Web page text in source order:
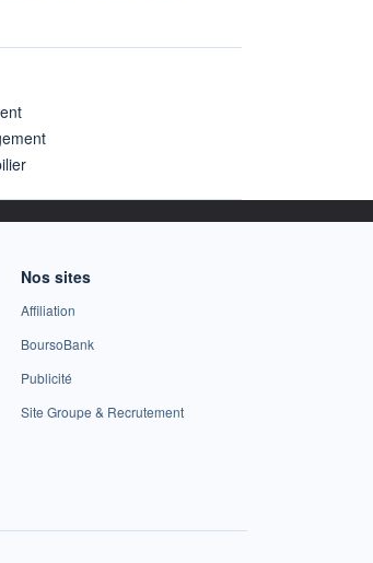
Nos sites
Affiliation
BoursoBank
Publicité
Site Groupe & Recrutement